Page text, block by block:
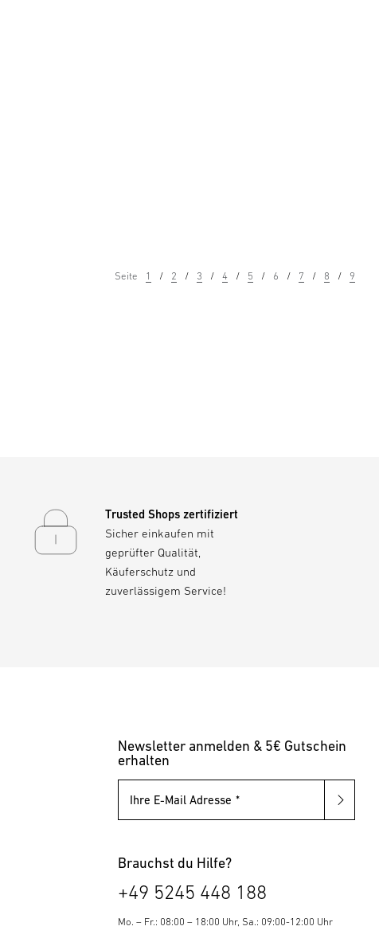
Seite 1 2 3 4 5 6 7 8 9
Trusted Shops zertifiziert
Sicher einkaufen mit
geprüfter Qualität,
Käuferschutz und
zuverlässigem Service!
Newsletter anmelden & 5€ Gutschein
erhalten
Ihre E-Mail Adresse
Brauchst du Hilfe?
+49 5245 448 188
Mo. – Fr.: 08:00 – 18:00 Uhr, Sa.: 09:00-12:00 Uhr